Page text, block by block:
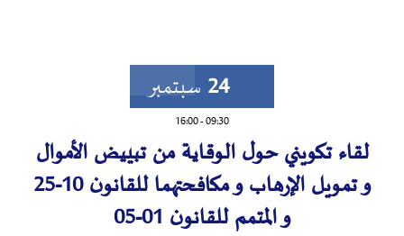
24 سبتمبر
09:30
-
16:00
لقاء تكويني حول الوقاية من تبييض الأموال
و تمويل الإرهاب و مكافحتهما للقانون 10-25
و المتمم للقانون 01-05